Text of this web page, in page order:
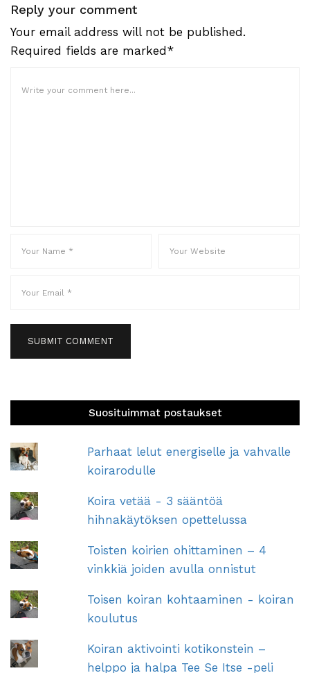
Reply your comment
Your email address will not be published.
Required fields are marked*
Suosituimmat postaukset
Parhaat lelut energiselle ja vahvalle
koirarodulle
Koira vetää - 3 sääntöä
hihnakäytöksen opettelussa
Toisten koirien ohittaminen – 4
vinkkiä joiden avulla onnistut
Toisen koiran kohtaaminen - koiran
koulutus
Koiran aktivointi kotikonstein –
helppo ja halpa Tee Se Itse -peli